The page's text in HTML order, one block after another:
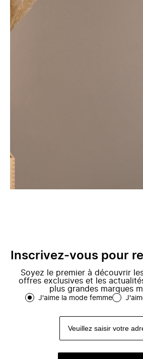
Inscrivez-vous pour
Soyez le premier à découvrir
offres exclusives et les
plus grandes marques
J'aime la mode femme